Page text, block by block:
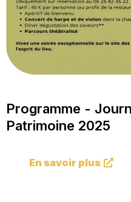
Programme -
Patrimoine 2025
En savoir plus